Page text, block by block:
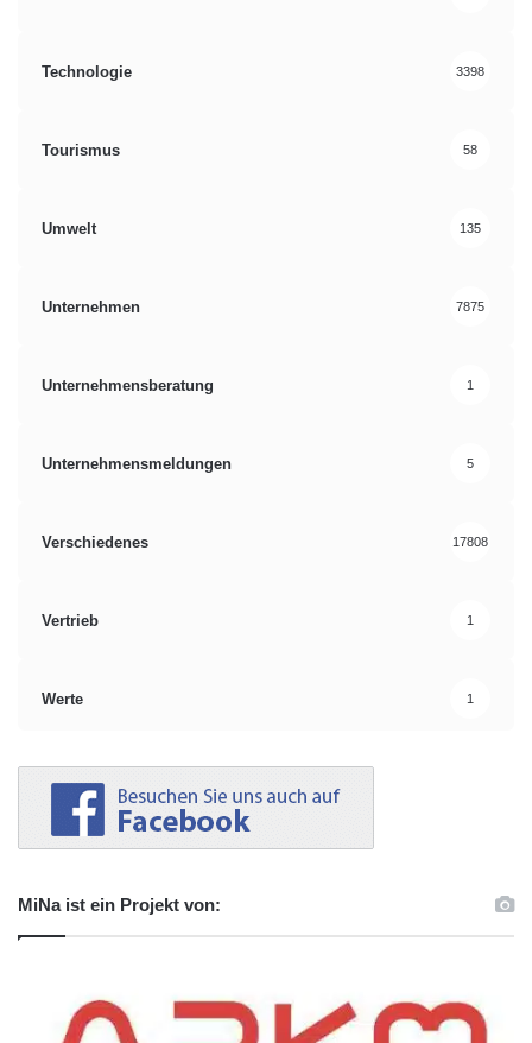
Technologie 3398
Tourismus 58
Umwelt 135
Unternehmen 7875
Unternehmensberatung 1
Unternehmensmeldungen 5
Verschiedenes 17808
Vertrieb 1
Werte 1
MiNa ist ein Projekt von: